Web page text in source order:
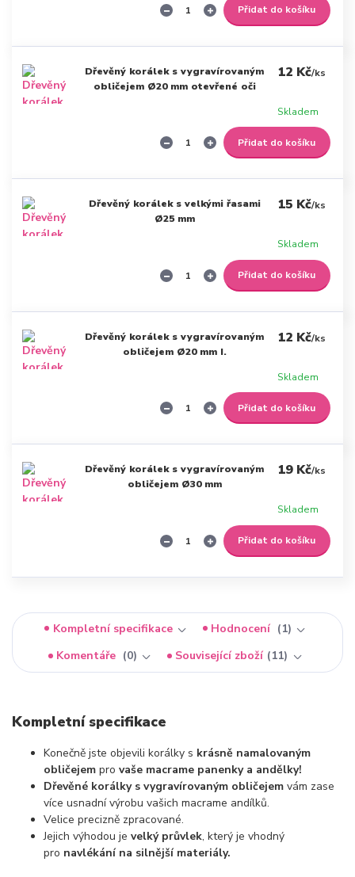
Přidat do košíku
Dřevěný korálek s vygravírovaným
obličejem Ø20 mm otevřené oči
12 Kč/ks
Skladem
Přidat do košíku
Dřevěný korálek s velkými řasami
Ø25 mm
15 Kč/ks
Skladem
Přidat do košíku
Dřevěný korálek s vygravírovaným
obličejem Ø20 mm I.
12 Kč/ks
Skladem
Přidat do košíku
Dřevěný korálek s vygravírovaným
obličejem Ø30 mm
19 Kč/ks
Skladem
Přidat do košíku
Kompletní specifikace Hodnocení
1
Komentáře
0 Související zboží 11
Kompletní specifikace
Konečně jste objevili korálky s krásně namalovaným
obličejem pro vaše macrame panenky a andělky!
Dřevěné korálky s vygravírovaným obličejem vám zase
více usnadní výrobu vašich macrame andílků.
Velice precizně zpracované.
Jejich výhodou je velký průvlek, který je vhodný
pro navlékání na silnější materiály.